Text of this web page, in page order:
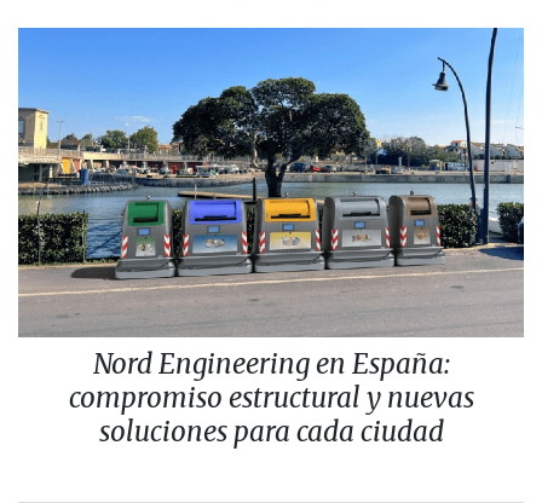
Nord Engineering en España:
compromiso estructural y nuevas
soluciones para cada ciudad